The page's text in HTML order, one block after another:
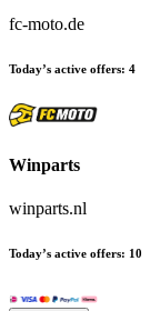
fc-moto.de
Today’s active offers: 4
Winparts
winparts.nl
Today’s active offers: 10